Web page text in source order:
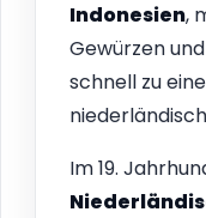
Indonesien,
Gewürzen
schnell zu
Im 19.